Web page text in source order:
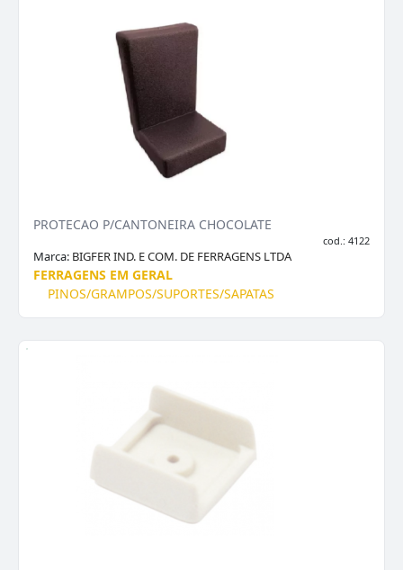
PROTECAO P/CANTONEIRA CHOCOLATE
cod.: 4122
Marca: BIGFER IND. E COM. DE FERRAGENS LTDA
FERRAGENS EM GERAL
PINOS/GRAMPOS/SUPORTES/SAPATAS